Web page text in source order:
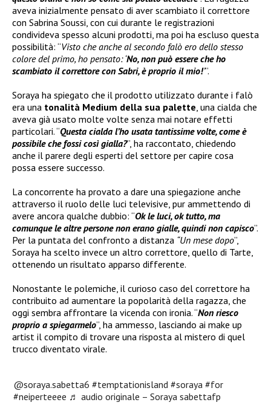
aveva inizialmente pensato di aver scambiato il correttore
con Sabrina Soussi, con cui durante le registrazioni
condivideva spesso alcuni prodotti, ma poi ha escluso questa
possibilità: “Visto che anche al secondo falò ero dello stesso
colore del primo, ho pensato: ‘No, non può essere che ho
scambiato il correttore con Sabri, è proprio il mio!’”.
Soraya ha spiegato che il prodotto utilizzato durante i falò
era una tonalità Medium della sua palette , una cialda che
aveva già usato molte volte senza mai notare effetti
particolari. “Questa cialda l’ho usata tantissime volte, come è
possibile che fossi così gialla?”, ha raccontato, chiedendo
anche il parere degli esperti del settore per capire cosa
possa essere successo.
La concorrente ha provato a dare una spiegazione anche
attraverso il ruolo delle luci televisive, pur ammettendo di
avere ancora qualche dubbio: “Ok le luci, ok tutto, ma
comunque le altre persone non erano gialle, quindi non capisco”.
Per la puntata del confronto a distanza “Un mese dopo”,
Soraya ha scelto invece un altro correttore, quello di Tarte,
ottenendo un risultato apparso differente.
Nonostante le polemiche, il curioso caso del correttore ha
contribuito ad aumentare la popolarità della ragazza, che
oggi sembra affrontare la vicenda con ironia. “Non riesco
proprio a spiegarmelo”, ha ammesso, lasciando ai make up
artist il compito di trovare una risposta al mistero di quel
trucco diventato virale.
@soraya.sabetta6 #temptationisland #soraya #for
#neiperteeee ♬ audio originale – Soraya sabettafp